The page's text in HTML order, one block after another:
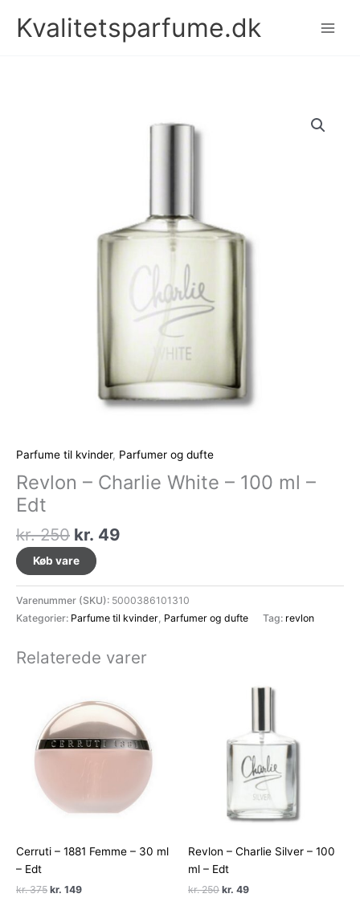
Kvalitetsparfume.dk
Parfume til kvinder, Parfumer og dufte
Revlon – Charlie White – 100 ml –
Edt
kr.250 Den
oprindelige
pris
var:
kr. 250.
kr. 49
er:
kr. 49.
Køb vare
Varenummer (SKU): 5000386101310
Kategorier: Parfume til kvinder Parfumer og dufte Tag: revlon
Relaterede varer
Cerruti – 1881 Femme – 30 ml
– Edt
kr.375 Den
kr. 149Den
Revlon – Charlie Silver – 100
ml – Edt
kr.250 Den
kr. 49Den